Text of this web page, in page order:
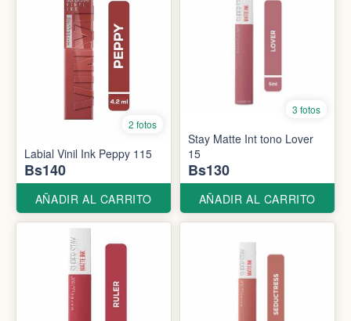
2 fotos
Labial Vinil Ink Peppy 115
Bs140
AÑADIR AL CARRITO
3 fotos
Stay Matte Int tono Lover
15
Bs130
AÑADIR AL CARRITO